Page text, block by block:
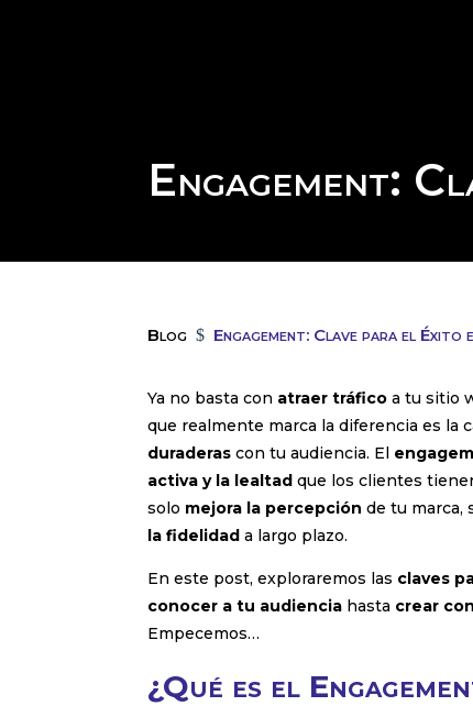
Engagement:
Blog $ Engagement: Clave para el
Ya no basta con atraer tráfico a tu sitio
que realmente marca la diferencia es la
duraderas con tu audiencia. El
activa y la lealtad que los clientes
solo mejora la percepción de tu marca,
la fidelidad a largo plazo.
En este post, exploraremos las claves
conocer a tu audiencia hasta crear
Empecemos…
¿Qué es el